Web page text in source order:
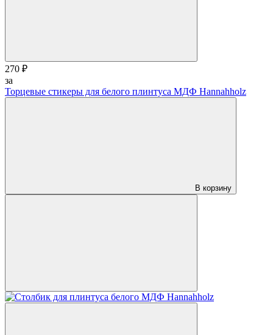
270 ₽
за
Торцевые стикеры для белого плинтуса МДФ Hannahholz
В корзину